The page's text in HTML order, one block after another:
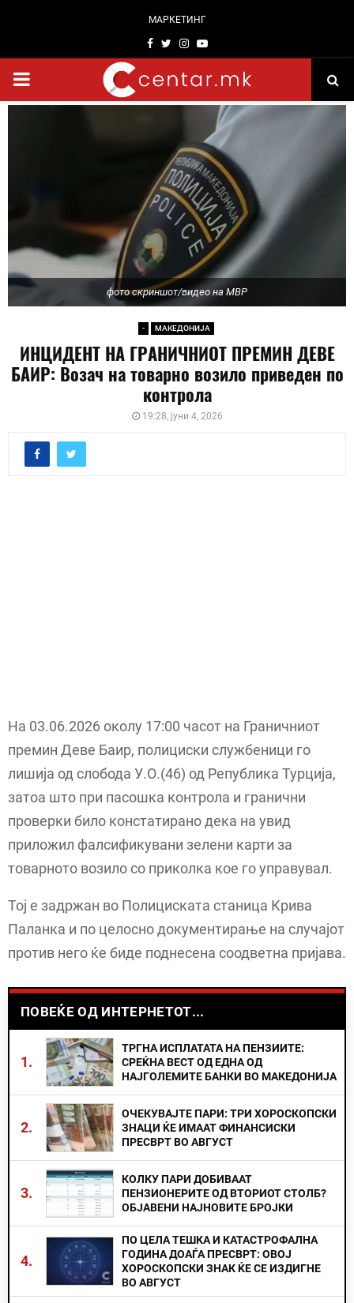
МАРКЕТИНГ
Facebook
TwitterInstagram
Youtube
PRIMARY
фото скриншот/видео на МВР
- МАКЕДОНИЈА
ИНЦИДЕНТ НА ГРАНИЧНИОТ ПРЕМИН ДЕВЕ
БАИР: Возач на товарно возило приведен по
контрола
19:28, јуни 4, 2026
На 03.06.2026 околу 17:00 часот на Граничниот
премин Деве Баир, полициски службеници го
лишија од слобода У.О.(46) од Република Турција,
затоа што при пасошка контрола и гранични
проверки било констатирано дека на увид
приложил фалсификувани зелени карти за
товарното возило со приколка кое го управувал.
Тој е задржан во Полициската станица Крива
Паланка и по целосно документирање на случајот
против него ќе биде поднесена соодветна пријава.
ПОВЕЌЕ ОД ИНТЕРНЕТОТ...
1.
ТРГНА ИСПЛАТАТА НА ПЕНЗИИТЕ:
СРЕЌНА ВЕСТ ОД ЕДНА ОД
НАЈГОЛЕМИТЕ БАНКИ ВО МАКЕДОНИЈА
2.
ОЧЕКУВАЈТЕ ПАРИ: ТРИ ХОРОСКОПСКИ
ЗНАЦИ ЌЕ ИМААТ ФИНАНСИСКИ
ПРЕСВРТ ВО АВГУСТ
3.
КОЛКУ ПАРИ ДОБИВААТ
ПЕНЗИОНЕРИТЕ ОД ВТОРИОТ СТОЛБ?
ОБЈАВЕНИ НАЈНОВИТЕ БРОЈКИ
4.
ПО ЦЕЛА ТЕШКА И КАТАСТРОФАЛНА
ГОДИНА ДОАЃА ПРЕСВРТ: ОВОЈ
ХОРОСКОПСКИ ЗНАК ЌЕ СЕ ИЗДИГНЕ
ВО АВГУСТ